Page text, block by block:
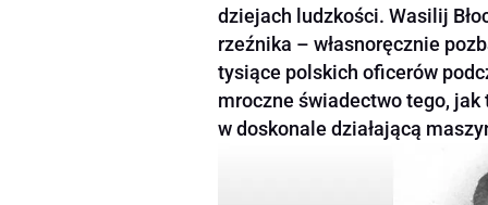
dziejach ludzkości. Wasilij
rzeźnika – własnoręcznie
tysiące polskich oficerów
mroczne świadectwo tego,
w doskonale działającą